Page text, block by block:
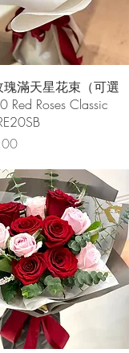
快速瀏覽
滿天星花束（可選
Red Roses Classic